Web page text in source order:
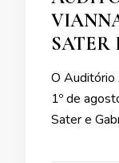
SATER
O Auditório
1º de
Sater e